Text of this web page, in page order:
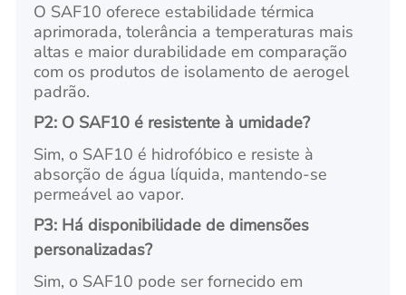
O SAF10 oferece estabilidade térmica
aprimorada, tolerância a temperaturas mais
altas e maior durabilidade em comparação
com os produtos de isolamento de aerogel
padrão.
P2: O SAF10 é resistente à umidade?
Sim, o SAF10 é hidrofóbico e resiste à
absorção de água líquida, mantendo-se
permeável ao vapor.
P3: Há disponibilidade de dimensões
personalizadas?
Sim, o SAF10 pode ser fornecido em